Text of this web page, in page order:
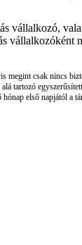
vállalkozó,
megint csak nincs
tartozó
első napjától a